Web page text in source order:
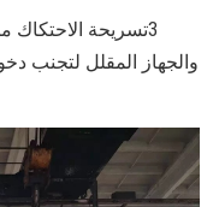
3تسريحة
والجهاز المقلل لتجنب